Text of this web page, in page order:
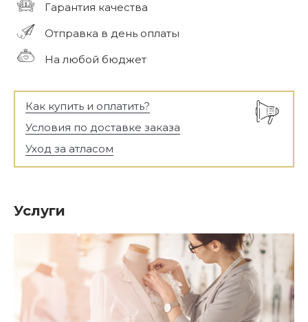
Гарантия качества
Отправка в день оплаты
На любой бюджет
Как купить и оплатить?
Условия по доставке заказа
Уход за атласом
Услуги